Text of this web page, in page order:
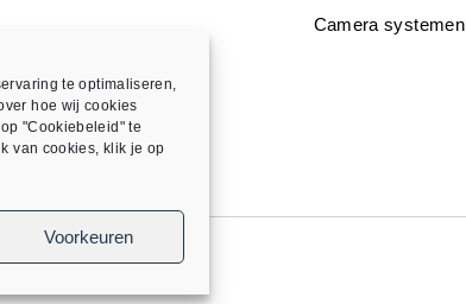
te optimaliseren,
hoe wij cookies
"Cookiebeleid" te
van cookies, klik je op
Voorkeuren
Camera systemen